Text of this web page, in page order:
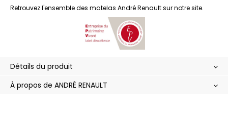
Retrouvez l'ensemble des matelas André Renaultsur notre site.
Détails du produit
À propos de ANDRÉ RENAULT